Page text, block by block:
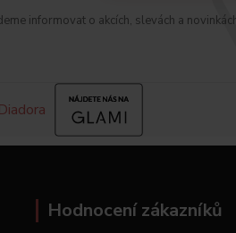
informovat o akcích, slevách a
Hodnocení zákazníků